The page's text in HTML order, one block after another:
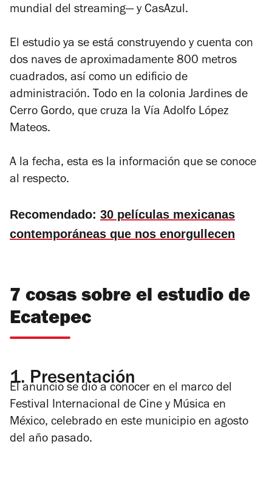
mundial del streaming— y CasAzul.
El estudio ya se está construyendo y cuenta con
dos naves de aproximadamente 800 metros
cuadrados, así como un edificio de
administración. Todo en la colonia Jardines de
Cerro Gordo, que cruza la Vía Adolfo López
Mateos.
A la fecha, esta es la información que se conoce
al respecto.
Recomendado: 30 películas mexicanas
contemporáneas que nos enorgullecen
7 cosas sobre el estudio de
Ecatepec
1. Presentación
El anuncio se dio a conocer en el marco del
Festival Internacional de Cine y Música en
México, celebrado en este municipio en agosto
del año pasado.